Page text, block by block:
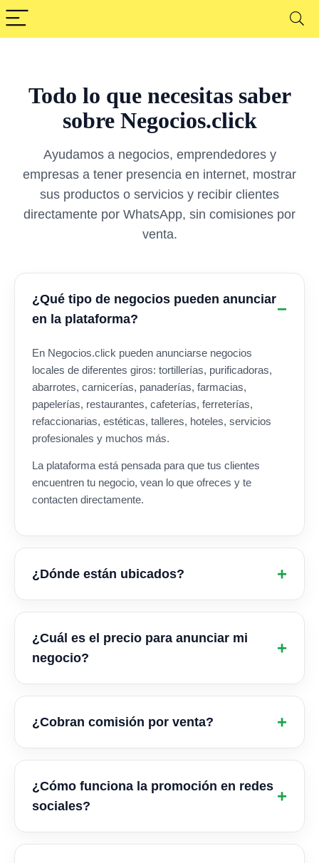
Todo lo que necesitas saber
sobre Negocios.click
Ayudamos a negocios, emprendedores y
empresas a tener presencia en internet, mostrar
sus productos o servicios y recibir clientes
directamente por WhatsApp, sin comisiones por
venta.
¿Qué tipo de negocios pueden anunciar
en la plataforma?
En Negocios.click pueden anunciarse negocios
locales de diferentes giros: tortillerías, purificadoras,
abarrotes, carnicerías, panaderías, farmacias,
papelerías, restaurantes, cafeterías, ferreterías,
refaccionarias, estéticas, talleres, hoteles, servicios
profesionales y muchos más.
La plataforma está pensada para que tus clientes
encuentren tu negocio, vean lo que ofreces y te
contacten directamente.
¿Dónde están ubicados?
¿Cuál es el precio para anunciar mi
negocio?
¿Cobran comisión por venta?
¿Cómo funciona la promoción en redes
sociales?